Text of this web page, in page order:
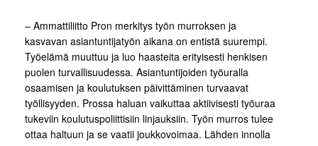
– Ammattiliitto Pron merkitys työn murroksen ja
kasvavan asiantuntijatyön aikana on entistä suurempi.
Työelämä muuttuu ja luo haasteita erityisesti henkisen
puolen turvallisuudessa. Asiantuntijoiden työuralla
osaamisen ja koulutuksen päivittäminen turvaavat
työllisyyden. Prossa haluan vaikuttaa aktiivisesti työuraa
tukeviin koulutuspoliittisiin linjauksiin. Työn murros tulee
ottaa haltuun ja se vaatii joukkovoimaa. Lähden innolla